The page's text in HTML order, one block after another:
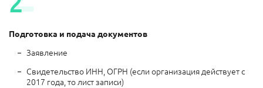
Подготовка и подача документов
Заявление
Свидетельство ИНН, ОГРН (если организация действует с
2017 года, то лист записи)